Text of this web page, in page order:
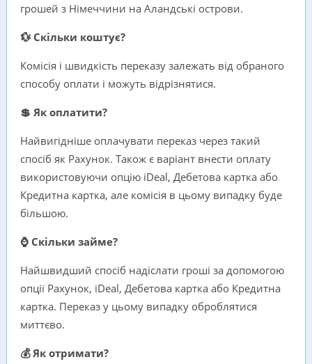
грошей з Німеччини на Аландські острови.
💱 Скільки коштує?
Комісія і швидкість переказу залежать від обраного
способу оплати і можуть відрізнятися.
💲 Як оплатити?
Найвигідніше оплачувати переказ через такий
спосіб як Рахунок. Також є варіант внести оплату
використовуючи опцію iDeal, Дебетова картка або
Кредитна картка, але комісія в цьому випадку буде
більшою.
⌚ Скільки займе?
Найшвидший спосіб надіслати гроші за допомогою
опції Рахунок, iDeal, Дебетова картка або Кредитна
картка. Переказ у цьому випадку оброблятися
миттєво.
💰 Як отримати?